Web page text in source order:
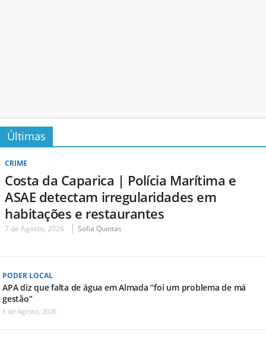
Últimas
CRIME
Costa da Caparica | Polícia Marítima e
ASAE detectam irregularidades em
habitações e restaurantes
7 de Agosto, 2026 Sofia Quintas
PODER LOCAL
APA diz que falta de água em Almada “foi um problema de má
gestão”
5 de Agosto, 2026